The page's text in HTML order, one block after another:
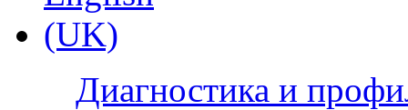
Диагностика и